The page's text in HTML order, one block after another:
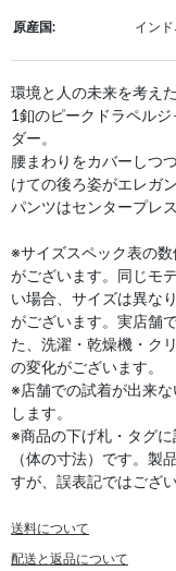
原産国: イン
環境と人の未来を考え
1釦のピークドラペル
ダー。
腰まわりをカバーしつ
けての後ろ姿がエレガ
パンツはセンタープレ
※サイズスペック表の
がございます。同じモ
い場合、サイズは異な
がございます。実店舗
た、洗濯・乾燥機・ク
の変化がございます。
※店舗での試着が出来
します。
※商品の下げ札・タグ
（体の寸法）です。製
すが、誤表記ではござ
送料について
配送と返品について